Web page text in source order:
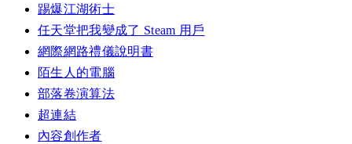
踢爆江湖術士
任天堂把我變成了 Steam 用戶
網際網路禮儀說明書
陌生人的電腦
部落卷演算法
超連結
內容創作者